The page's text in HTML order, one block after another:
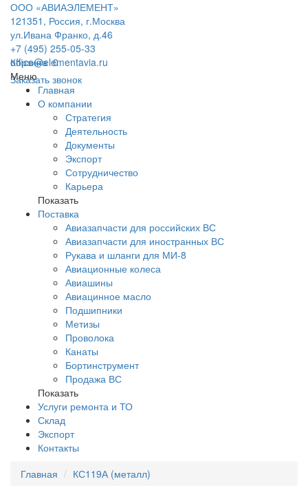
ООО «АВИАЭЛЕМЕНТ»
121351, Россия, г.Москва
ул.Ивана Франко, д.46
+7 (495) 255-05-33
office@elementavia.ru
Заказать звонок
Корзина0
Меню
Главная
О компании
Стратегия
Деятельность
Документы
Экспорт
Сотрудничество
Карьера
Показать
Поставка
Авиазапчасти для российских ВС
Авиазапчасти для иностранных ВС
Рукава и шланги для МИ-8
Авиационные колеса
Авиашины
Авиацинное масло
Подшипники
Метизы
Проволока
Канаты
Бортинструмент
Продажа ВС
Показать
Услуги ремонта и ТО
Склад
Экспорт
Контакты
Главная
КС119А (металл)